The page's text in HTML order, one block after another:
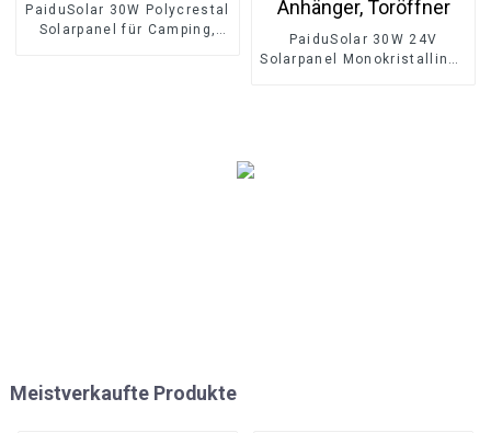
PaiduSolar 30W Polycrestal
Solarpanel für Camping,
PaiduSolar 30W 24V
Solarpanel Monokristallines
Meistverkaufte Produkte